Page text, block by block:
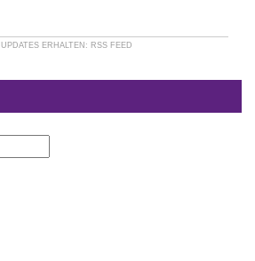
UPDATES ERHALTEN: RSS FEED